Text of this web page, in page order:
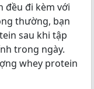
đều đi kèm với
thường, bạn
sau khi tập
trong ngày.
whey protein